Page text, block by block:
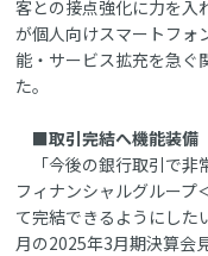
客との接点強化に力を入
が個人向けスマートフォ
能・サービス拡充を急ぐ
た。
■取引完結へ機能装備
「今後の銀行取引で非
フィナンシャルグループ
て完結できるようにした
月の2025年3月期決算会